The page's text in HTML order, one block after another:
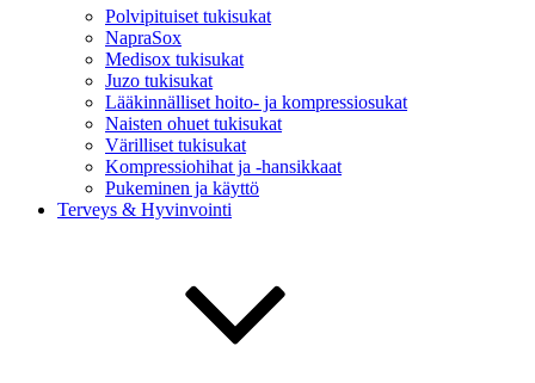
Polvipituiset tukisukat
NapraSox
Medisox tukisukat
Juzo tukisukat
Lääkinnälliset hoito- ja kompressiosukat
Naisten ohuet tukisukat
Värilliset tukisukat
Kompressiohihat ja -hansikkaat
Pukeminen ja käyttö
Terveys & Hyvinvointi